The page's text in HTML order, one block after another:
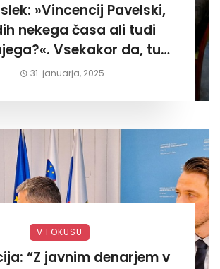
»Vincencij Pavelski,
nekega časa ali tudi
Vsekakor da, tudi
današnjega«
31. januarja, 2025
V FOKUSU
“Z javnim denarjem v